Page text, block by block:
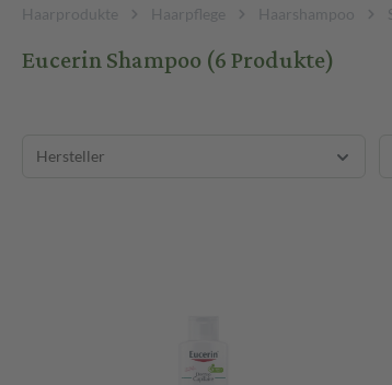
Haarprodukte Haarpflege Haarshampoo
Eucerin Shampoo(6 Produkte)
Hersteller